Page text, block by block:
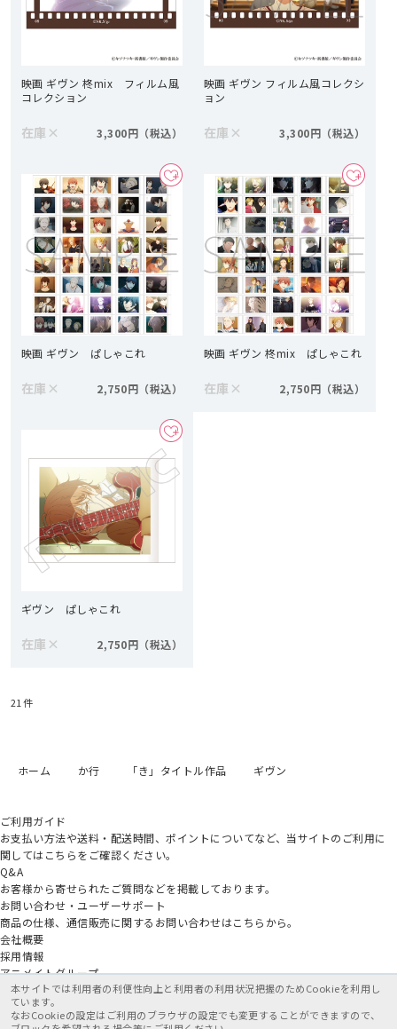
映画 ギヴン 柊mix フィルム風
コレクション
在庫 × 3,300円
映画 ギヴン フィルム風コレクシ
ョン
在庫 × 3,300円
映画 ギヴン ぱしゃこれ
在庫 × 2,750円
映画 ギヴン 柊mix ぱしゃこれ
在庫 × 2,750円
ギヴン ぱしゃこれ
在庫 × 2,750円
21 件
ホーム か行 「き」タイトル作品 ギヴン
ご利用ガイド
お支払い方法や送料・配送時間、ポイントについてなど、当サイトのご利用に
関してはこちらをご確認ください。
Q&A
お客様から寄せられたご質問などを掲載しております。
お問い合わせ・ユーザーサポート
商品の仕様、通信販売に関するお問い合わせはこちらから。
会社概要
採用情報
アニメイトグループ
本サイトでは利用者の利便性向上と利用者の利用状況把握のためCookieを利用し
ています。
なおCookieの設定はご利用のブラウザの設定でも変更することができますので、